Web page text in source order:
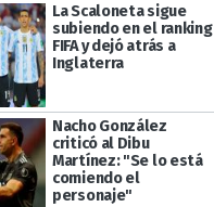
La Scaloneta sigue
subiendo en el ranking
FIFA y dejó atrás a
Inglaterra
Nacho González
criticó al Dibu
Martínez: "Se lo está
comiendo el
personaje"